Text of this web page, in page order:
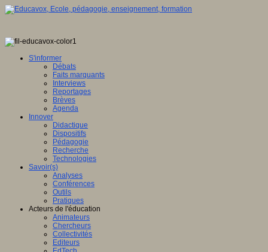
S'informer
Débats
Faits marquants
Interviews
Reportages
Brèves
Agenda
Innover
Didactique
Dispositifs
Pédagogie
Recherche
Technologies
Savoir(s)
Analyses
Conférences
Outils
Pratiques
Acteurs de l'éducation
Animateurs
Chercheurs
Collectivités
Editeurs